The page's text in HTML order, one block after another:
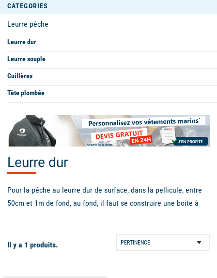
CATEGORIES
Leurre pêche
Leurre dur
Leurre souple
Cuillères
Tête plombée
Leurre dur
Pour la pêche au leurre dur de surface, dans la pellicule, entre
50cm et 1m de fond, au fond, il faut se construire une boite à
durs.
Il y a 1 produits.